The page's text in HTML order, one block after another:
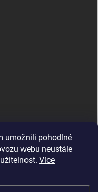
umožnili pohodlné
webu neustále
Více